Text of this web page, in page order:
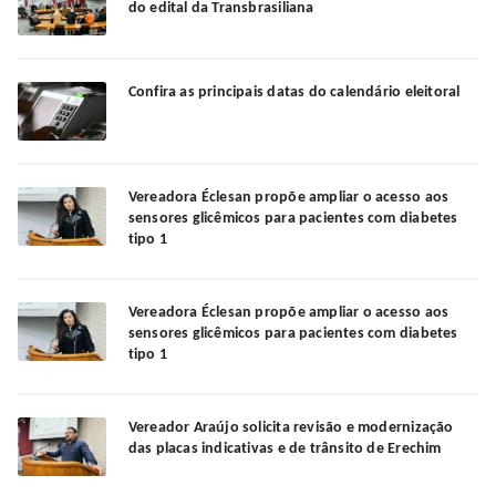
do edital da Transbrasiliana
Confira as principais datas do calendário eleitoral
Vereadora Éclesan propõe ampliar o acesso aos
sensores glicêmicos para pacientes com diabetes
tipo 1
Vereadora Éclesan propõe ampliar o acesso aos
sensores glicêmicos para pacientes com diabetes
tipo 1
Vereador Araújo solicita revisão e modernização
das placas indicativas e de trânsito de Erechim